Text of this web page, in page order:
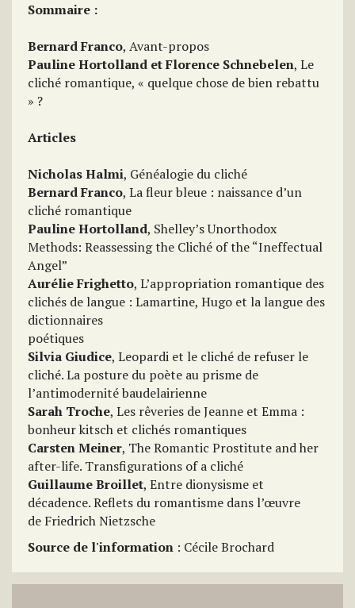
Sommaire :
Bernard Franco, Avant-propos
Pauline Hortolland et Florence Schnebelen, Le
cliché romantique, « quelque chose de bien rebattu
» ?
Articles
Nicholas Halmi, Généalogie du cliché
Bernard Franco, La fleur bleue : naissance d’un
cliché romantique
Pauline Hortolland, Shelley’s Unorthodox
Methods: Reassessing the Cliché of the “Ineffectual
Angel”
Aurélie Frighetto, L’appropriation romantique des
clichés de langue : Lamartine, Hugo et la langue des
dictionnaires
poétiques
Silvia Giudice, Leopardi et le cliché de refuser le
cliché. La posture du poète au prisme de
l’antimodernité baudelairienne
Sarah Troche, Les rêveries de Jeanne et Emma :
bonheur kitsch et clichés romantiques
Carsten Meiner, The Romantic Prostitute and her
after-life. Transfigurations of a cliché
Guillaume Broillet, Entre dionysisme et
décadence. Reflets du romantisme dans l’œuvre
de Friedrich Nietzsche
Source de l'information : Cécile Brochard